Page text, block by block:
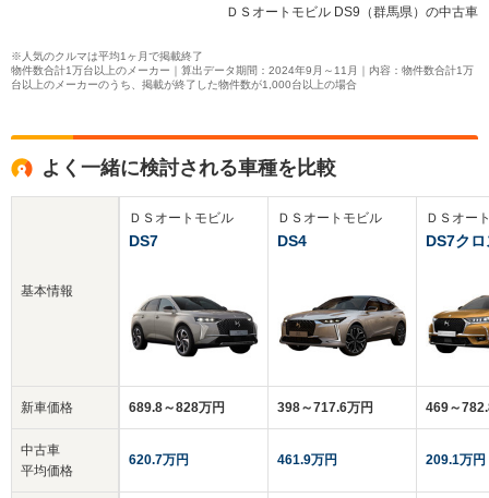
ＤＳオートモビル DS9（群馬県）の中古車
※人気のクルマは平均1ヶ月で掲載終了
物件数合計1万台以上のメーカー｜算出データ期間：2024年9月～11月｜内容：物件数合計1万
台以上のメーカーのうち、掲載が終了した物件数が1,000台以上の場合
よく一緒に検討される車種を比較
基本情報
新車価格
中古車
平均価格
ＤＳオートモビル
DS7
689.8～828万円
620.7万円
ＤＳオートモビル
DS4
398～717.6万円
461.9万円
ＤＳオー
DS7ク
469～
209.1万円